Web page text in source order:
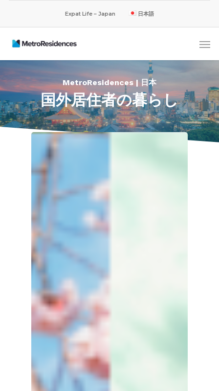
Expat Life – Japan 日本語
MetroResidences | 日本
国外居住者の暮らし